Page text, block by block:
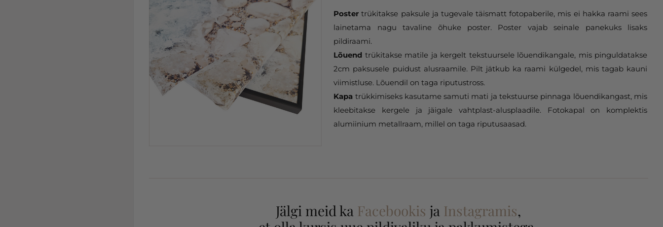
Poster trükitakse paksule ja tugevale täismatt fotopaberile, mis ei hakka raami sees
lainetama nagu tavaline õhuke poster. Poster vajab seinale panekuks lisaks
pildiraami.
Lõuend trükitakse matile ja kergelt tekstuursele lõuendikangale, mis pinguldatakse
2cm paksusele puidust alusraamile. Pilt jätkub ka raami külgedel, mis tagab kauni
viimistluse. Lõuendil on taga riputustross.
Kapa trükkimiseks kasutame samuti mati ja tekstuurse pinnaga lõuendikangast, mis
kleebitakse kergele ja jäigale vahtplast-alusplaadile. Fotokapal on komplektis
alumiinium metallraam, millel on taga riputusaasad.
Jälgi meid ka Facebookis ja Instagramis,